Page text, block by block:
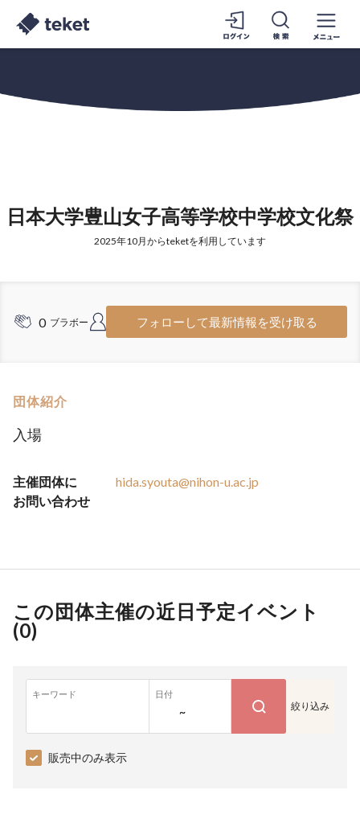
日本大学豊山女子高等学校中学校文化祭
2025年10月からteketを利用しています
0 ブラボー フォロワー
フォローして最新情報を受け取る
団体紹介
入場
主催団体に
お問い合わせ
hida.syouta@nihon-u.ac.jp
この団体主催の近日予定イベント
(0)
キーワード 日付
~ 絞り込み
販売中のみ表示